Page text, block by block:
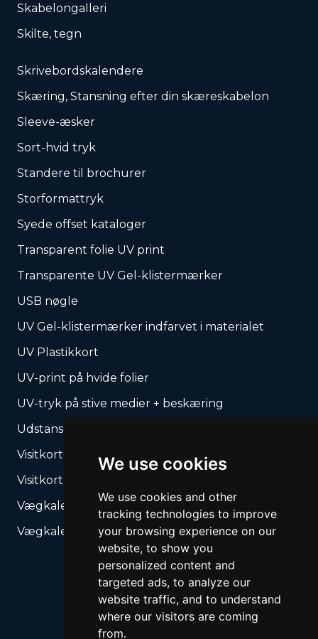
We use cookies
We use cookies and other
tracking technologies to improve
your browsing experience on our
website, to show you
personalized content and
targeted ads, to analyze our
website traffic, and to understand
where our visitors are coming
from.
Skabelongalleri
Skilte, tegn
Skrivebordskalendere
Skæring, Stansning efter din skæreskabelon
Sleeve-æsker
Sort-hvid tryk
Standere til brochurer
Storformattryk
Syede offset kataloger
Transparent folie UV print
Transparente UV Gel-klistermærker
USB nøgle
UV Gel-klistermærker indfarvet i materialet
UV Plastikkort
UV-print på hvide folier
UV-tryk på stive medier + beskæring
Udstansede produkter – Vores stanseforme
Visitkort
Visitkort, lommekalendere
Vægkalender med spiralryg
Vægkalender med spiralryg